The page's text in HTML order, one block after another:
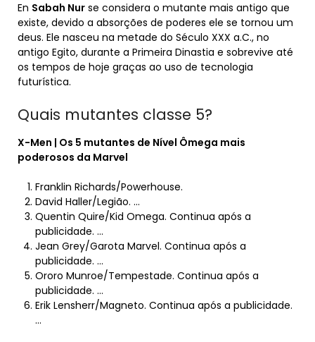
En Sabah Nur se considera o mutante mais antigo que
existe, devido a absorções de poderes ele se tornou um
deus. Ele nasceu na metade do Século XXX a.C., no
antigo Egito, durante a Primeira Dinastia e sobrevive até
os tempos de hoje graças ao uso de tecnologia
futurística.
Quais mutantes classe 5?
X-Men | Os 5 mutantes de Nível Ômega mais
poderosos da Marvel
Franklin Richards/Powerhouse.
David Haller/Legião. …
Quentin Quire/Kid Omega. Continua após a
publicidade. …
Jean Grey/Garota Marvel. Continua após a
publicidade. …
Ororo Munroe/Tempestade. Continua após a
publicidade. …
Erik Lensherr/Magneto. Continua após a publicidade.
…